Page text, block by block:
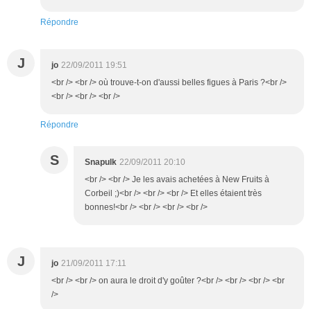
Répondre
J jo 22/09/2011 19:51
<br /> <br /> où trouve-t-on d'aussi belles figues à Paris ?<br />
<br /> <br /> <br />
Répondre
S Snapulk 22/09/2011 20:10
<br /> <br /> Je les avais achetées à New Fruits à
Corbeil ;)<br /> <br /> <br /> Et elles étaient très
bonnes!<br /> <br /> <br /> <br />
J jo 21/09/2011 17:11
<br /> <br /> on aura le droit d'y goûter ?<br /> <br /> <br /> <br
/>